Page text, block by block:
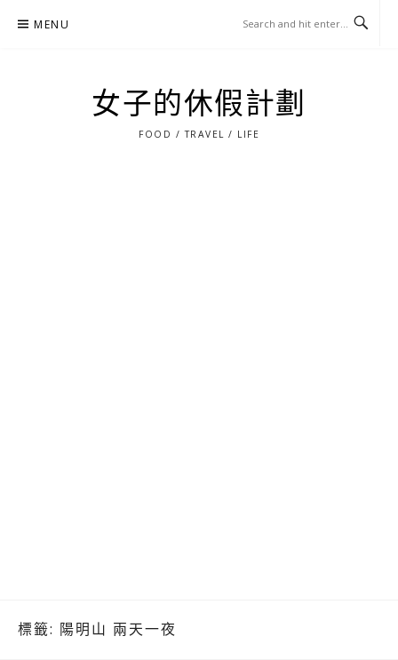
MENU
女子的休假計劃
FOOD / TRAVEL / LIFE
標籤: 陽明山 兩天一夜